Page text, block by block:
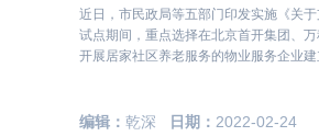
近日，市民政局等五部门印发实施《关
试点期间，重点选择在北京首开集团、
开展居家社区养老服务的物业服务企业
编辑： 乾深 日期： 2022-02-24